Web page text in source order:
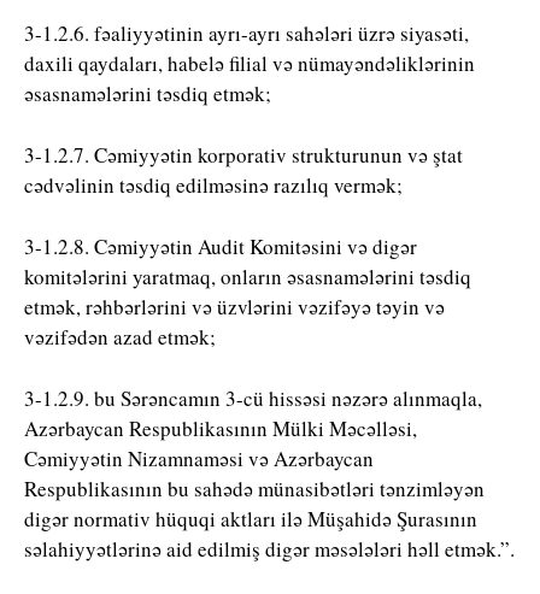
3-1.2.6. fəaliyyətinin ayrı-ayrı sahələri üzrə siyasəti,
daxili qaydaları, habelə filial və nümayəndəliklərinin
əsasnamələrini təsdiq etmək;
3-1.2.7. Cəmiyyətin korporativ strukturunun və ştat
cədvəlinin təsdiq edilməsinə razılıq vermək;
3-1.2.8. Cəmiyyətin Audit Komitəsini və digər
komitələrini yaratmaq, onların əsasnamələrini təsdiq
etmək, rəhbərlərini və üzvlərini vəzifəyə təyin və
vəzifədən azad etmək;
3-1.2.9. bu Sərəncamın 3-cü hissəsi nəzərə alınmaqla,
Azərbaycan Respublikasının Mülki Məcəlləsi,
Cəmiyyətin Nizamnaməsi və Azərbaycan
Respublikasının bu sahədə münasibətləri tənzimləyən
digər normativ hüquqi aktları ilə Müşahidə Şurasının
səlahiyyətlərinə aid edilmiş digər məsələləri həll etmək.”.